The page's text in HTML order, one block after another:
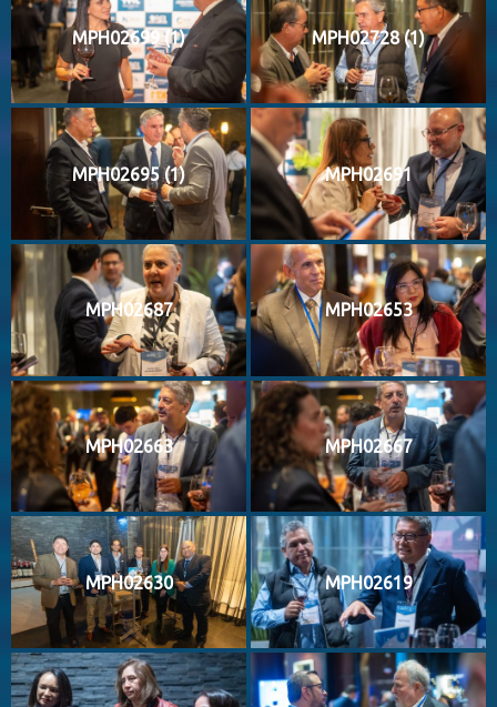
MPH02699 (1) MPH02728 (1)
MPH02695 (1) MPH02691
MPH02687 MPH02653
MPH02663 MPH02667
MPH02630 MPH02619